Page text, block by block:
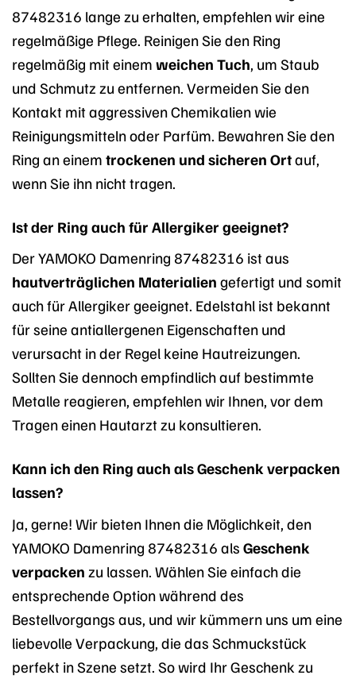
87482316 lange zu erhalten, empfehlen wir eine
regelmäßige Pflege. Reinigen Sie den Ring
regelmäßig mit einem weichen Tuch , um Staub
und Schmutz zu entfernen. Vermeiden Sie den
Kontakt mit aggressiven Chemikalien wie
Reinigungsmitteln oder Parfüm. Bewahren Sie den
Ring an einem trockenen und sicheren Ortauf,
wenn Sie ihn nicht tragen.
Ist der Ring auch für Allergiker geeignet?
Der YAMOKO Damenring 87482316 ist aus
hautverträglichen Materialien gefertigt und somit
auch für Allergiker geeignet. Edelstahl ist bekannt
für seine antiallergenen Eigenschaften und
verursacht in der Regel keine Hautreizungen.
Sollten Sie dennoch empfindlich auf bestimmte
Metalle reagieren, empfehlen wir Ihnen, vor dem
Tragen einen Hautarzt zu konsultieren.
Kann ich den Ring auch als Geschenk verpacken
lassen?
Ja, gerne! Wir bieten Ihnen die Möglichkeit, den
YAMOKO Damenring 87482316 als Geschenk
verpacken zu lassen. Wählen Sie einfach die
entsprechende Option während des
Bestellvorgangs aus, und wir kümmern uns um eine
liebevolle Verpackung, die das Schmuckstück
perfekt in Szene setzt. So wird Ihr Geschenk zu